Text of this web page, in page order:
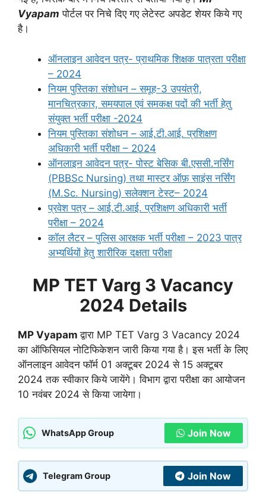
Vyapam पोर्टल पर निचे दिए गए लेटेस्ट अपडेट शेयर किये गए
है।
ऑनलाइन आवेदन पत्र- प्राथमिक शिक्षक पात्रता परीक्षा
– 2024
नियम पुस्तिका संशोधन – समूह-3 उपयंत्री,
मानचित्रकार, समयपाल एवं समकक्ष पदों की भर्ती हेतु
संयुक्त भर्ती परीक्षा -2024
नियम पुस्तिका संशोधन – आई.टी.आई. प्रशिक्षण
अधिकारी भर्ती परीक्षा – 2024
ऑनलाइन आवेदन पत्र- पोस्ट बेसिक बी.एससी.नर्सिंग
(PBBSc Nursing) तथा मास्टर ऑफ़ साइंस नर्सिंग
(M.Sc. Nursing) सलेक्शन टेस्ट– 2024
प्रवेश पत्र – आई.टी.आई. प्रशिक्षण अधिकारी भर्ती
परीक्षा – 2024
कॉल लैटर – पुलिस आरक्षक भर्ती परीक्षा – 2023 पात्र
अभ्यर्थियों हेतु शारीरिक दक्षता परीक्षा
MP TET Varg 3 Vacancy
2024 Details
MP Vyapamद्वारा MP TET Varg 3 Vacancy 2024
का ऑफिसियल नोटिफिकेशन जारी किया गया है। इस भर्ती के लिए
ऑनलाइन आवेदन फॉर्म 01 अक्टूबर 2024 से 15 अक्टूबर
2024 तक स्वीकार किये जायेंगे। विभाग द्वारा परीक्षा का आयोजन
10 नवंबर 2024 से किया जायेगा।
WhatsApp Group Join Now
Telegram Group Join Now